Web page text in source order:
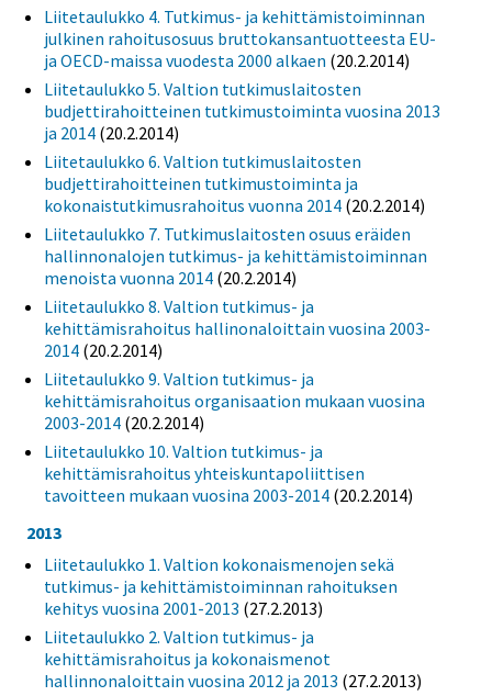
Liitetaulukko 4. Tutkimus- ja kehittämistoiminnan
julkinen rahoitusosuus bruttokansantuotteesta EU-
ja OECD-maissa vuodesta 2000 alkaen (20.2.2014)
Liitetaulukko 5. Valtion tutkimuslaitosten
budjettirahoitteinen tutkimustoiminta vuosina 2013
ja 2014 (20.2.2014)
Liitetaulukko 6. Valtion tutkimuslaitosten
budjettirahoitteinen tutkimustoiminta ja
kokonaistutkimusrahoitus vuonna 2014 (20.2.2014)
Liitetaulukko 7. Tutkimuslaitosten osuus eräiden
hallinnonalojen tutkimus- ja kehittämistoiminnan
menoista vuonna 2014 (20.2.2014)
Liitetaulukko 8. Valtion tutkimus- ja
kehittämisrahoitus hallinonaloittain vuosina 2003-
2014 (20.2.2014)
Liitetaulukko 9. Valtion tutkimus- ja
kehittämisrahoitus organisaation mukaan vuosina
2003-2014 (20.2.2014)
Liitetaulukko 10. Valtion tutkimus- ja
kehittämisrahoitus yhteiskuntapoliittisen
tavoitteen mukaan vuosina 2003-2014 (20.2.2014)
2013
Liitetaulukko 1. Valtion kokonaismenojen sekä
tutkimus- ja kehittämistoiminnan rahoituksen
kehitys vuosina 2001-2013 (27.2.2013)
Liitetaulukko 2. Valtion tutkimus- ja
kehittämisrahoitus ja kokonaismenot
hallinnonaloittain vuosina 2012 ja 2013 (27.2.2013)